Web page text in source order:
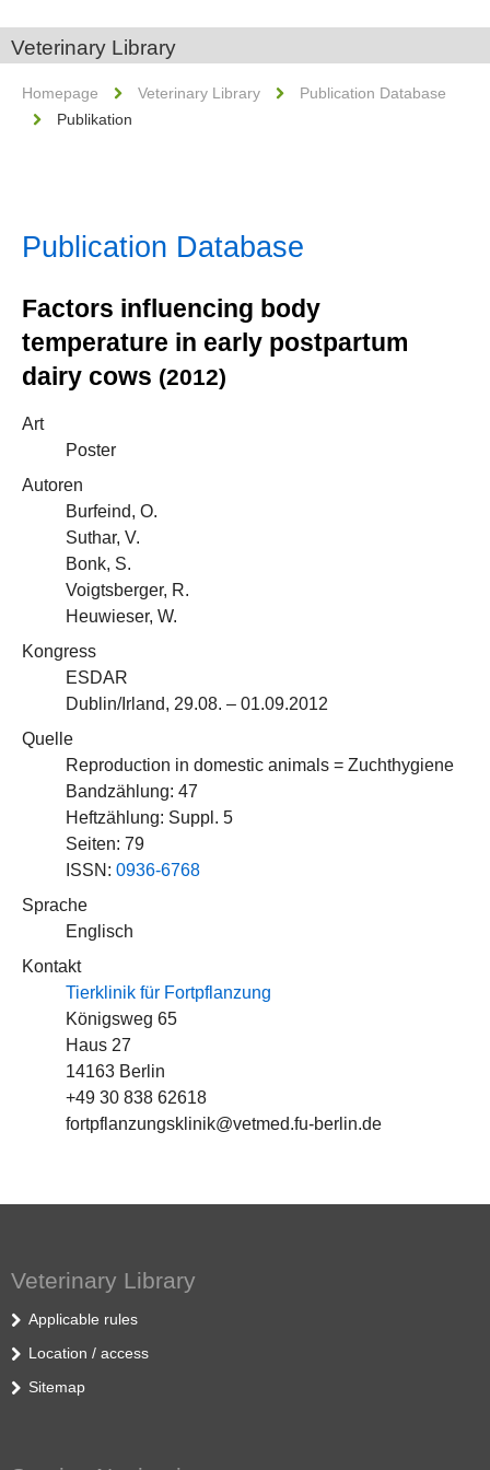
Veterinary Library
Homepage Veterinary Library
Publication Database
Publikation
Publication Database
Factors influencing body
temperature in early postpartum
dairy cows (2012)
Art
Poster
Autoren
Burfeind, O.
Suthar, V.
Bonk, S.
Voigtsberger, R.
Heuwieser, W.
Kongress
ESDAR
Dublin/Irland, 29.08. – 01.09.2012
Quelle
Reproduction in domestic animals = Zuchthygiene
Bandzählung: 47
Heftzählung: Suppl. 5
Seiten: 79
ISSN: 0936-6768
Sprache
Englisch
Kontakt
Tierklinik für Fortpflanzung
Königsweg 65
Haus 27
14163 Berlin
+49 30 838 62618
fortpflanzungsklinik@vetmed.fu-berlin.de
Veterinary Library
Applicable rules
Location / access
Sitemap